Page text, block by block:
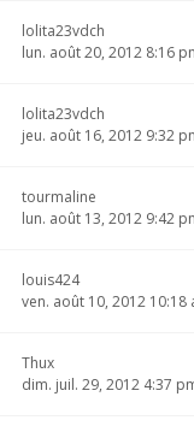
lolita23vdch
lun. août 20, 2012 8:16
lolita23vdch
jeu. août 16, 2012 9:32
tourmaline
lun. août 13, 2012 9:42
louis424
ven. août 10, 2012 10:18
Thux
dim. juil. 29, 2012 4:37